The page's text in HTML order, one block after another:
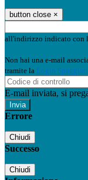
button close ×
all'indirizzo indicato con
Non hai una e-mail
tramite la Login Spaggiari
E-mail inviata, si
Errore
Chiudi
Successo
Chiudi